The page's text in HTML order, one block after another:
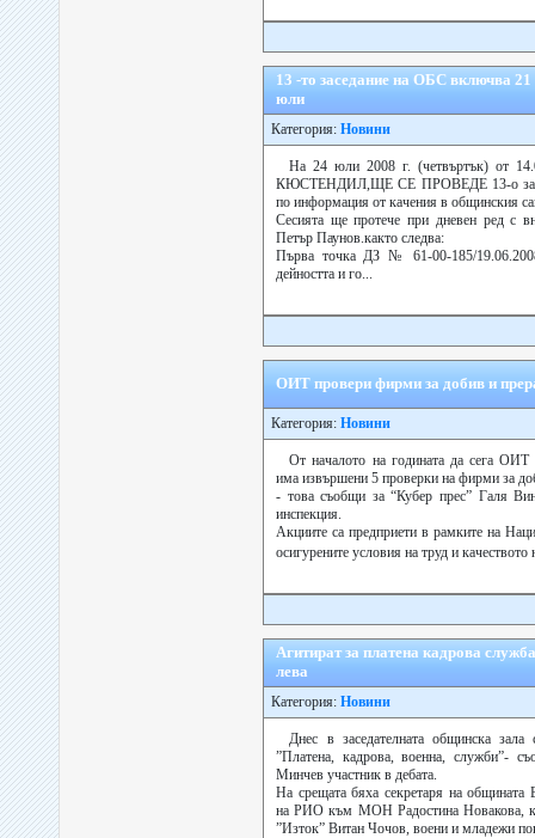
13 -то заседание на ОБС включва
юли
Категория: Новини
На 24 юли 2008 г. (четвъртък) от
КЮСТЕНДИЛ,ЩЕ СЕ ПРОВЕДЕ 13-о
по информация от качения в общинския
Сесията ще протече при дневен ред с
Петър Паунов.както следва:
Първа точка ДЗ № 61-00-185/
дейността и го...
ОИТ провери фирми за добив и
Категория: Новини
От началото на годината да сега
има извършени 5 проверки на фирми за
- това съобщи за “Кубер прес” Галя
инспекция.
Акциите са предприети в рамките на
осигурените условия на труд и
Агитират за платена кадрова
лева
Категория: Новини
Днес в заседателната общинска
”Платена, кадрова, военна, служби”-
Минчев участник в дебата.
На срещата бяха секретаря на общината
на РИО към МОН Радостина Новакова,
”Изток” Витан Чочов, воени и младежи